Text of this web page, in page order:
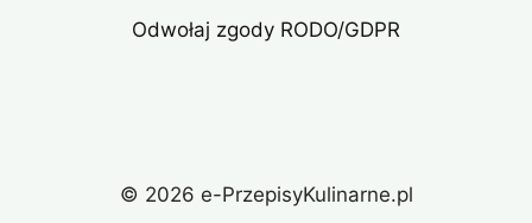
Odwołaj zgody RODO/GDPR
© 2026 e-PrzepisyKulinarne.pl